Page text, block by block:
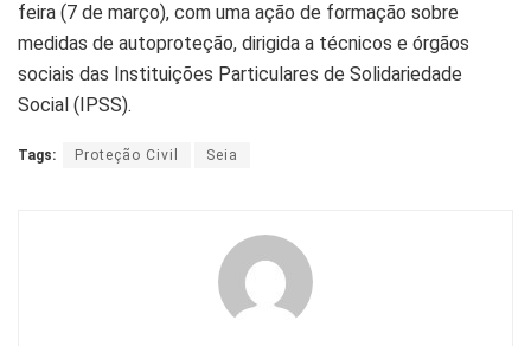
feira (7 de março), com uma ação de formação sobre
medidas de autoproteção, dirigida a técnicos e órgãos
sociais das Instituições Particulares de Solidariedade
Social (IPSS).
Tags: Proteção Civil Seia